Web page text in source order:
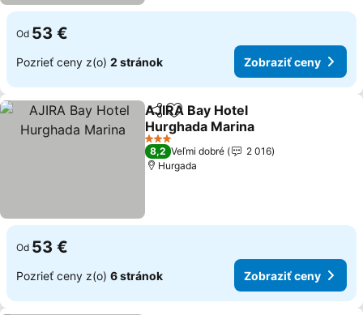
Od 53 €
Pozrieť ceny z(o) 2 stránok Zobraziť ceny
ZdieľaťPridať do obľúbených
AJIRA Bay Hotel
Hurghada Marina
3 Počet hviezdičiek
8,2 Veľmi dobré
2 016
Hurgada
Od 53 €
Pozrieť ceny z(o) 6 stránok Zobraziť ceny